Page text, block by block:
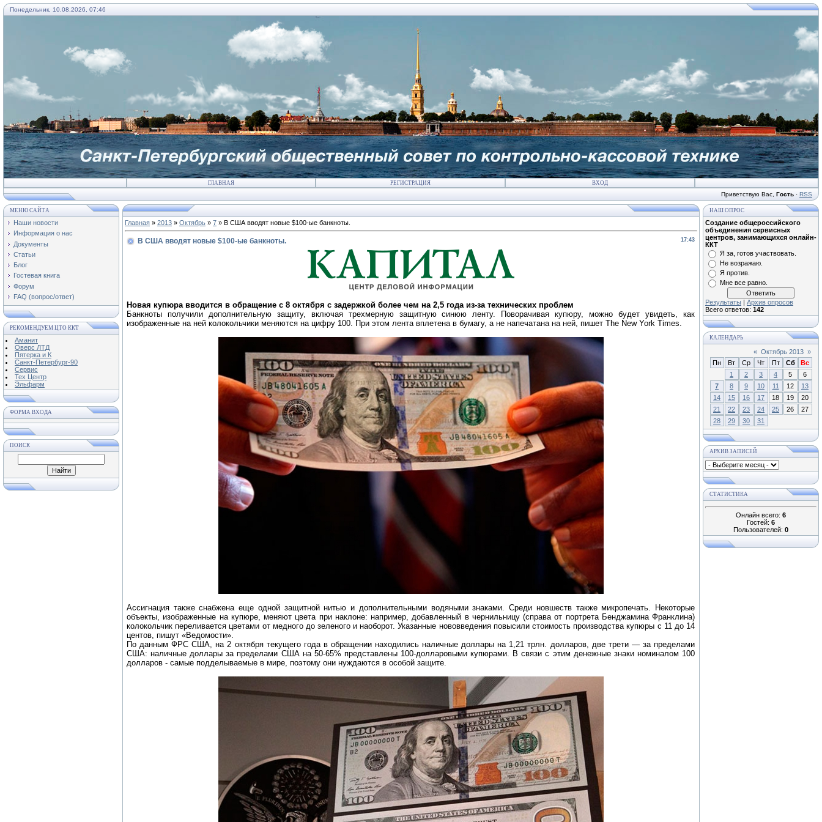
Понедельник, 10.08.2026, 07:46
ГЛАВНАЯ РЕГИСТРАЦИЯ ВХОД
Приветствую Вас Гость · RSS
МЕНЮ САЙТА
Наши новости
Информация о нас
Документы
Статьи
Блог
Гостевая книга
Форум
FAQ (вопрос/ответ)
РЕКОМЕНДУЕМ ЦТО ККТ
Аманит
Оверс ЛТД
Пятерка и К
Санкт-Петербург-90
Сервис
Тех Центр
Эльфарм
ФОРМА ВХОДА
ПОИСК
Главная » 2013 » Октябрь » 7 » В США вводят новые $100-ые банкноты.
17:43
В США вводят новые $100-ые банкноты.
Новая купюра вводится в обращение с 8 октября с задержкой более чем на 2,5 года из-за технических проблем
Банкноты получили дополнительную защиту, включая трехмерную защитную синюю ленту. Поворачивая купюру, можно будет увидеть, как
изображенные на ней колокольчики меняются на цифру 100. При этом лента вплетена в бумагу, а не напечатана на ней, пишет The New York Times.
Ассигнация также снабжена еще одной защитной нитью и дополнительными водяными знаками. Среди новшеств также микропечать. Некоторые
объекты, изображенные на купюре, меняют цвета при наклоне: например, добавленный в чернильницу (справа от портрета Бенджамина Франклина)
колокольчик переливается цветами от медного до зеленого и наоборот. Указанные нововведения повысили стоимость производства купюры с 11 до 14
центов, пишут «Ведомости».
По данным ФРС США, на 2 октября текущего года в обращении находились наличные доллары на 1,21 трлн. долларов, две трети — за пределами
США: наличные доллары за пределами США на 50-65% представлены 100-долларовыми купюрами. В связи с этим денежные знаки номиналом 100
долларов - самые подделываемые в мире, поэтому они нуждаются в особой защите.
НАШ ОПРОС
Создание общероссийского
объединения сервисных
центров, занимающихся онлайн-
ККТ
Я за, готов участвовать.
Не возражаю.
Я против.
Мне все равно.
Результаты | Архив опросов
Всего ответов: 142
КАЛЕНДАРЬ
« Октябрь 2013 »
Пн
Вт Ср Чт Пт Сб
Вс
1
2 3 4 5
6
7
8 9 10 11 12
13
14
15 16 17 18 19
20
21
22 23 24 25 26
27
28
29 30 31
АРХИВ ЗАПИСЕЙ
СТАТИСТИКА
Онлайн всего: 6
Гостей: 6
Пользователей: 0